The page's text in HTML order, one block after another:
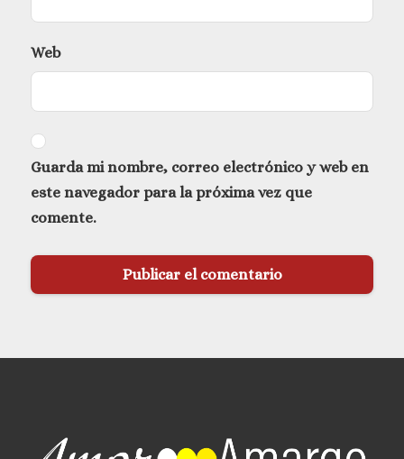
Web
Guarda mi nombre, correo electrónico y web en
este navegador para la próxima vez que
comente.